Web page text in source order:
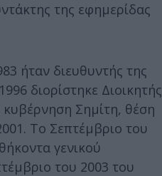
της εφημερίδας
ήταν διευθυντής της
διορίστηκε Διοικητής
Σημίτη, θέση
Το Σεπτέμβριο του
γενικού
του 2003 του